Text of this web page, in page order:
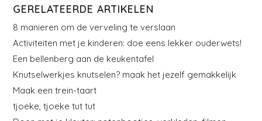
GERELATEERDE ARTIKELEN
8 manieren om de verveling te verslaan
Activiteiten met je kinderen: doe eens lekker ouderwets!
Een bellenberg aan de keukentafel
Knutselwerkjes knutselen? maak het jezelf gemakkelijk
Maak een trein-taart
tjoeke, tjoeke tut tut